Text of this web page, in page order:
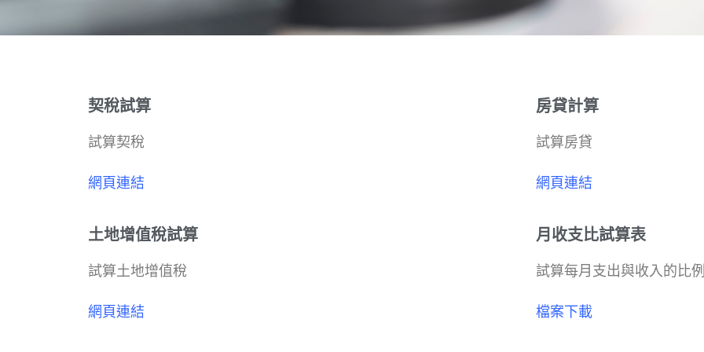
契稅試算
試算契稅
網頁連結
房貸計算
試算房貸
網頁連結
土地增值稅試算
試算土地增值稅
網頁連結
月收支比試算表
試算每月支出與收入的比
檔案下載